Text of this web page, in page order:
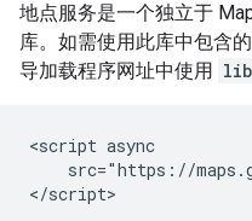
地点服务是一个独立于
库。如需使用此库中包含
导加载程序网址中使用
<script async
src="https://
</script>